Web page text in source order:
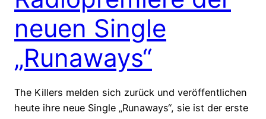
neuen Single
„Runaways“
The Killers melden sich zurück und veröffentlichen
heute ihre neue Single „Runaways“, sie ist der erste